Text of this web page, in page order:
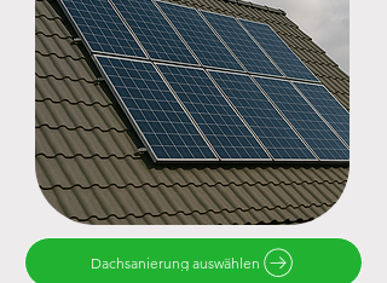
Dachsanierung auswählen